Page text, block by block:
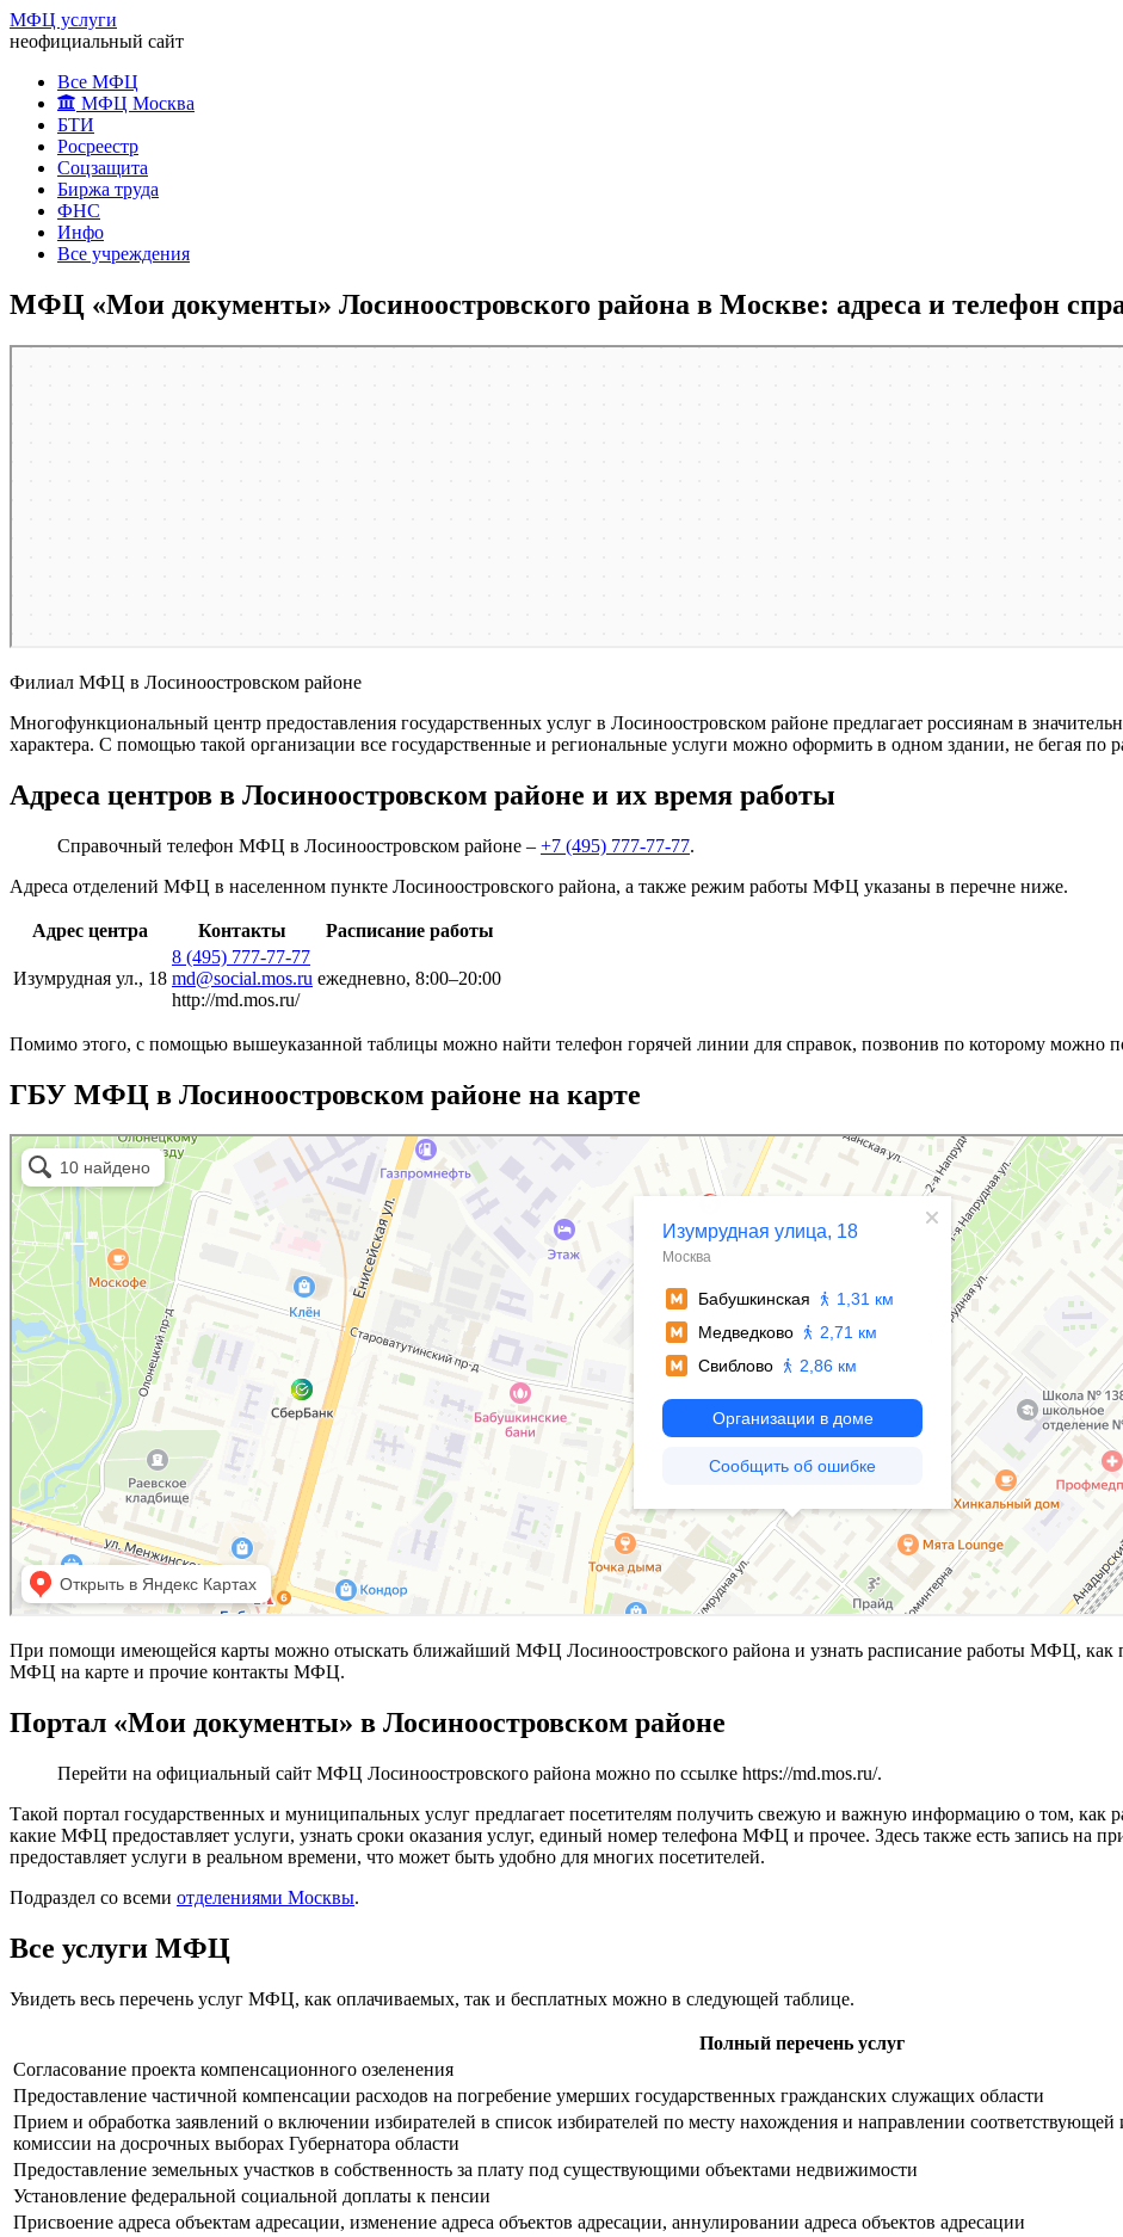
МФЦ услуги
неофициальный сайт
Все МФЦ
МФЦ Москва
БТИ
Росреестр
Соцзащита
Биржа труда
ФНС
Инфо
Все учреждения
МФЦ «Мои документы» Лосиноостровского района в Москве: адреса и телефон
Филиал МФЦ в Лосиноостровском районе
Многофункциональный центр предоставления государственных услуг в Лосиноостровском районе предлагает россиянам в
характера. С помощью такой организации все государственные и региональные услуги можно оформить в одном здании, не бегая по
Адреса центров в Лосиноостровском районе и их время работы
Справочный телефон МФЦ в Лосиноостровском районе – +7 (495) 777-77-77.
Адреса отделений МФЦ в населенном пункте Лосиноостровского района, а также режим работы МФЦ указаны в перечне ниже.
Адрес центра Контакты Расписание работы
Изумрудная ул., 18
8 (495) 777-77-77
md@social.mos.ru
http://md.mos.ru/
ежедневно, 8:00–20:00
Помимо этого, с помощью вышеуказанной таблицы можно найти телефон горячей линии для справок, позвонив по которому можно
ГБУ МФЦ в Лосиноостровском районе на карте
При помощи имеющейся карты можно отыскать ближайший МФЦ Лосиноостровского района и узнать расписание работы МФЦ, как
МФЦ на карте и прочие контакты МФЦ.
Портал «Мои документы» в Лосиноостровском районе
Перейти на официальный сайт МФЦ Лосиноостровского района можно по ссылке https://md.mos.ru/.
Такой портал государственных и муниципальных услуг предлагает посетителям получить свежую и важную информацию о том, как
какие МФЦ предоставляет услуги, узнать сроки оказания услуг, единый номер телефона МФЦ и прочее. Здесь также есть запись
предоставляет услуги в реальном времени, что может быть удобно для многих посетителей.
Подраздел со всеми отделениями Москвы.
Все услуги МФЦ
Увидеть весь перечень услуг МФЦ, как оплачиваемых, так и бесплатных можно в следующей таблице.
Полный перечень услуг
Согласование проекта компенсационного озеленения
Предоставление частичной компенсации расходов на погребение умерших государственных гражданских служащих области
Прием и обработка заявлений о включении избирателей в список избирателей по месту нахождения и направлении
комиссии на досрочных выборах Губернатора области
Предоставление земельных участков в собственность за плату под существующими объектами недвижимости
Установление федеральной социальной доплаты к пенсии
Присвоение адреса объектам адресации, изменение адреса объектов адресации, аннулировании адреса объектов адресации